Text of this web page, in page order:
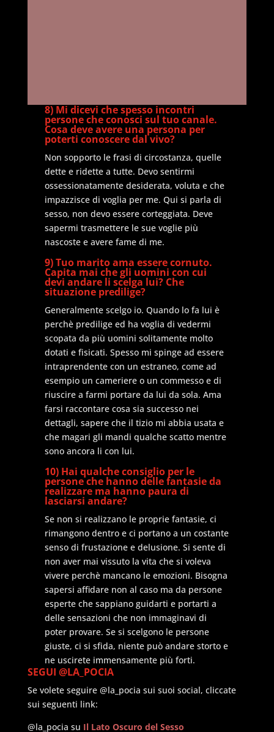
8) Mi dicevi che spesso incontri
persone che conosci sul tuo canale.
Cosa deve avere una persona per
poterti conoscere dal vivo?
Non sopporto le frasi di circostanza, quelle
dette e ridette a tutte. Devo sentirmi
ossessionatamente desiderata, voluta e che
impazzisce di voglia per me. Qui si parla di
sesso, non devo essere corteggiata. Deve
sapermi trasmettere le sue voglie più
nascoste e avere fame di me.
9) Tuo marito ama essere cornuto.
Capita mai che gli uomini con cui
devi andare li scelga lui? Che
situazione predilige?
Generalmente scelgo io. Quando lo fa lui è
perchè predilige ed ha voglia di vedermi
scopata da più uomini solitamente molto
dotati e fisicati. Spesso mi spinge ad essere
intraprendente con un estraneo, come ad
esempio un cameriere o un commesso e di
riuscire a farmi portare da lui da sola. Ama
farsi raccontare cosa sia successo nei
dettagli, sapere che il tizio mi abbia usata e
che magari gli mandi qualche scatto mentre
sono ancora li con lui.
10) Hai qualche consiglio per le
persone che hanno delle fantasie da
realizzare ma hanno paura di
lasciarsi andare?
Se non si realizzano le proprie fantasie, ci
rimangono dentro e ci portano a un costante
senso di frustazione e delusione. Si sente di
non aver mai vissuto la vita che si voleva
vivere perchè mancano le emozioni. Bisogna
sapersi affidare non al caso ma da persone
esperte che sappiano guidarti e portarti a
delle sensazioni che non immaginavi di
poter provare. Se si scelgono le persone
giuste, ci si sfida, niente può andare storto e
ne uscirete immensamente più forti.
SEGUI @LA_POCIA
Se volete seguire @la_pocia sui suoi social, cliccate
sui seguenti link:
@la_pocia su Il Lato Oscuro del Sesso